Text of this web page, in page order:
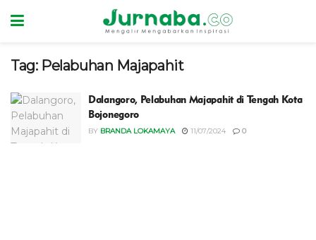
Tag: Pelabuhan Majapahit
Dalangoro, Pelabuhan Majapahit di Tengah Kota
Bojonegoro
BY BRANDA LOKAMAYA 11/07/2024 0